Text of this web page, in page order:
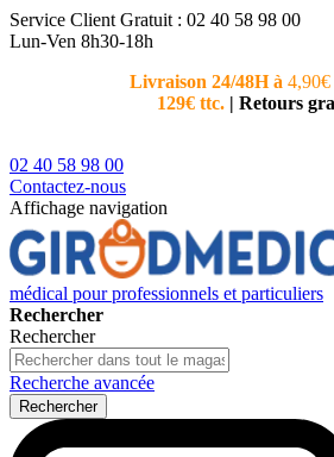
Service Client Gratuit : 02 40 58 98 00
Lun-Ven 8h30-18h
Livraison 24/48H à
129€ ttc. | Retours
02 40 58 98 00
Contactez-nous
Affichage navigation
médical pour professionnels et particuliers
Rechercher
Rechercher
Recherche avancée
Rechercher